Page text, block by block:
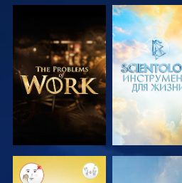
СМОТРЕТЬ
ПЕРЕДАЧИ
СМОТРЕТЬ
ПЕРЕДАЧИ